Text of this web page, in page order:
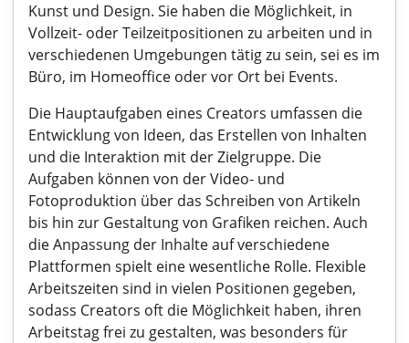
Kunst und Design. Sie haben die Möglichkeit, in
Vollzeit- oder Teilzeitpositionen zu arbeiten und in
verschiedenen Umgebungen tätig zu sein, sei es im
Büro, im Homeoffice oder vor Ort bei Events.
Die Hauptaufgaben eines Creators umfassen die
Entwicklung von Ideen, das Erstellen von Inhalten
und die Interaktion mit der Zielgruppe. Die
Aufgaben können von der Video- und
Fotoproduktion über das Schreiben von Artikeln
bis hin zur Gestaltung von Grafiken reichen. Auch
die Anpassung der Inhalte auf verschiedene
Plattformen spielt eine wesentliche Rolle. Flexible
Arbeitszeiten sind in vielen Positionen gegeben,
sodass Creators oft die Möglichkeit haben, ihren
Arbeitstag frei zu gestalten, was besonders für